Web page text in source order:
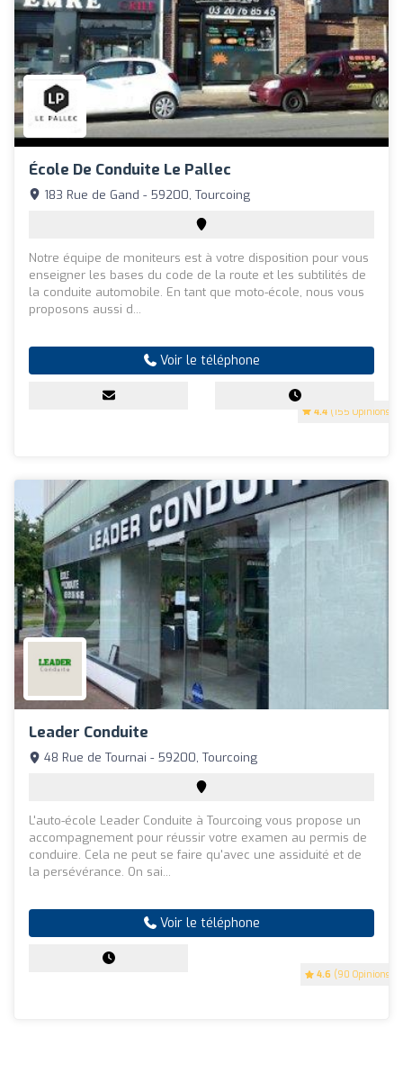
École De Conduite Le Pallec
4.4 (155 Opinions)
183 Rue de Gand - 59200, Tourcoing
Notre équipe de moniteurs est à votre disposition pour vous
enseigner les bases du code de la route et les subtilités de
la conduite automobile. En tant que moto-école, nous vous
proposons aussi d...
Voir le téléphone
Leader Conduite
4.6 (90 Opinions)
48 Rue de Tournai - 59200, Tourcoing
L'auto-école Leader Conduite à Tourcoing vous propose un
accompagnement pour réussir votre examen au permis de
conduire. Cela ne peut se faire qu'avec une assiduité et de
la persévérance. On sai...
Voir le téléphone